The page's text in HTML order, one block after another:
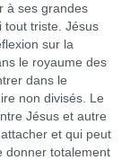
à ses grandes
tout triste. Jésus
sur la
le royaume des
dans le
non divisés. Le
Jésus et autre
et qui peut
donner totalement